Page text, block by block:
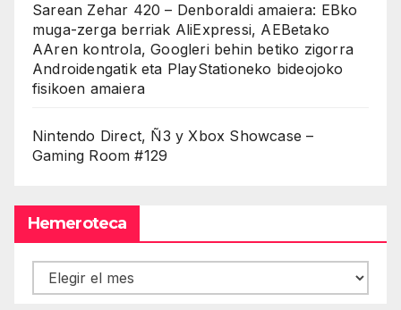
Sarean Zehar 420 – Denboraldi amaiera: EBko
muga-zerga berriak AliExpressi, AEBetako
AAren kontrola, Googleri behin betiko zigorra
Androidengatik eta PlayStationeko bideojoko
fisikoen amaiera
Nintendo Direct, Ñ3 y Xbox Showcase –
Gaming Room #129
Hemeroteca
Hemeroteca